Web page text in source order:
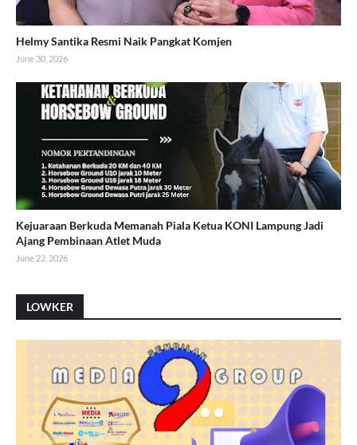
Helmy Santika Resmi Naik Pangkat Komjen
June 30, 2026
Kejuaraan Berkuda Memanah Piala Ketua KONI Lampung Jadi
Ajang Pembinaan Atlet Muda
June 22, 2026
LOWKER